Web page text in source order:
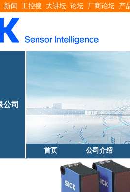
新闻 工控搜 大讲坛 论坛 厂商论坛 产
公司
首页 公司介绍